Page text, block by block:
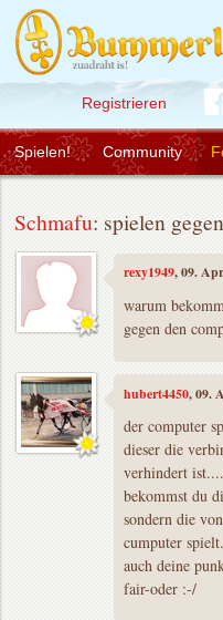
Registrieren
Community
Spielen!
Schmafu: spielen
rexy1949, 09.
warum
gegen den
hubert4450, 09.
der computer
dieser die
verhindert
bekommst du
sondern die
cumputer
auch deine
fair-oder :-/